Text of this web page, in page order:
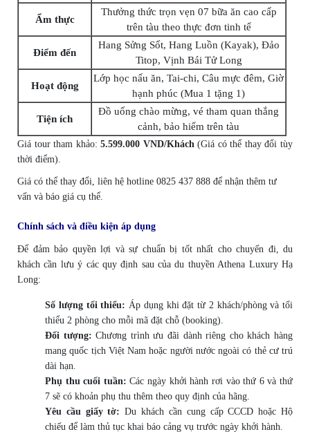
Ẩm thực
Thưởng thức trọn vẹn 07 bữa ăn cao cấp
trên tàu theo thực đơn tinh tế
Điểm đến
Hang Sửng Sốt, Hang Luồn (Kayak), Đảo
Titop, Vịnh Bái Tử Long
Hoạt động
Lớp học nấu ăn, Tai-chi, Câu mực đêm, Giờ
hạnh phúc (Mua 1 tặng 1)
Tiện ích
Đồ uống chào mừng, vé tham quan thắng
cảnh, bảo hiểm trên tàu
Giá tour tham khảo:5.599.000 VND/Khách (Giá có thể thay đổi tùy
thời điểm).
Giá có thể thay đổi, liên hệ hotline 0825 437 888 để nhận thêm tư
vấn và báo giá cụ thể.
Chính sách và điều kiện áp dụng
Để đảm bảo quyền lợi và sự chuẩn bị tốt nhất cho chuyến đi, du
khách cần lưu ý các quy định sau của du thuyền Athena Luxury Hạ
Long:
Số lượng tối thiểu: Áp dụng khi đặt từ 2 khách/phòng và tối
thiểu 2 phòng cho mỗi mã đặt chỗ (booking).
Đối tượng: Chương trình ưu đãi dành riêng cho khách hàng
mang quốc tịch Việt Nam hoặc người nước ngoài có thẻ cư trú
dài hạn.
Phụ thu cuối tuần: Các ngày khởi hành rơi vào thứ 6 và thứ
7 sẽ có khoản phụ thu thêm theo quy định của hãng.
Yêu cầu giấy tờ: Du khách cần cung cấp CCCD hoặc Hộ
chiếu để làm thủ tục khai báo cảng vụ trước ngày khởi hành.